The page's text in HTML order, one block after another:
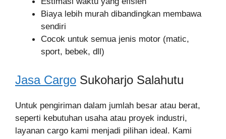
Biaya lebih murah dibandingkan membawa
sendiri
Cocok untuk semua jenis motor (matic,
sport, bebek, dll)
Jasa Cargo Sukoharjo Salahutu
Untuk pengiriman dalam jumlah besar atau berat,
seperti kebutuhan usaha atau proyek industri,
layanan cargo kami menjadi pilihan ideal. Kami